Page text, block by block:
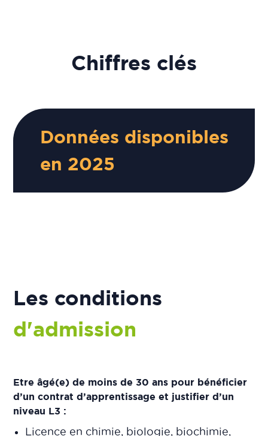
Chiffres clés
Données disponibles
en 2025
Les conditions
d'admission
Etre âgé(e) de moins de 30 ans pour bénéficier
d’un contrat d’apprentissage et justifier d’un
niveau L3 :
Licence en chimie, biologie, biochimie,